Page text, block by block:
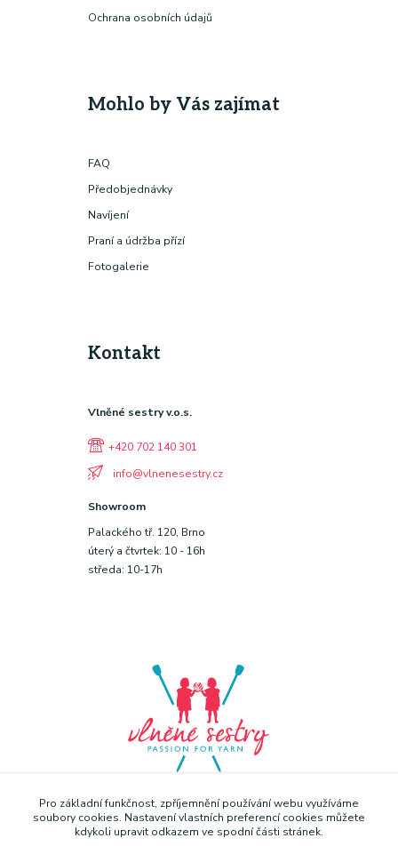
Ochrana osobních údajů
Mohlo by Vás zajímat
FAQ
Předobjednávky
Navíjení
Praní a údržba přízí
Fotogalerie
Kontakt
Vlněné sestry v.o.s.
+420 702 140 301
info@vlnenesestry.cz
Showroom
Palackého tř. 120, Brno
úterý a čtvrtek: 10 - 16h
středa: 10-17h
Pro základní funkčnost, zpříjemnění používání webu využíváme
soubory cookies. Nastavení vlastních preferencí cookies můžete
kdykoli upravit odkazem ve spodní části stránek.